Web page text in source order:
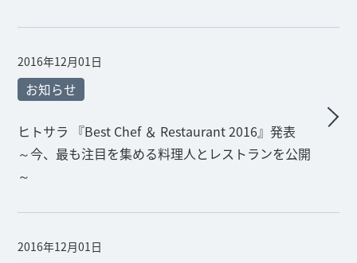
2016年12月01日
お知らせ
ヒトサラ 『Best Chef ＆ Restaurant 2016』発表
～今、最も注目を集める料理人とレストランを公開
～
2016年12月01日